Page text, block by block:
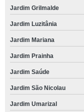
Jardim Grilmalde
Jardim Luzitânia
Jardim Mariana
Jardim Prainha
Jardim Saúde
Jardim São Nicolau
Jardim Umarizal